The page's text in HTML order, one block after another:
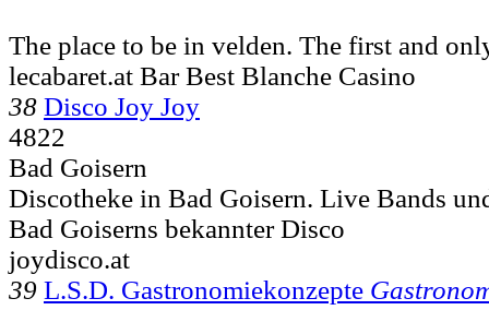
The place to be in velden. The first and
lecabaret.at Bar Best Blanche Casino
38 Disco Joy Joy
4822
Bad Goisern
Discotheke in Bad Goisern. Live Bands
Bad Goiserns bekannter Disco
joydisco.at
39 L.S.D. Gastronomiekonzepte